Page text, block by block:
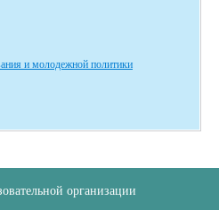
и молодежной политики
организации